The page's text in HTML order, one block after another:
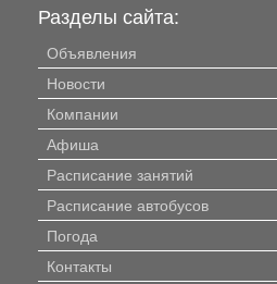
Разделы сайта:
Объявления
Новости
Компании
Афиша
Расписание занятий
Расписание автобусов
Погода
Контакты